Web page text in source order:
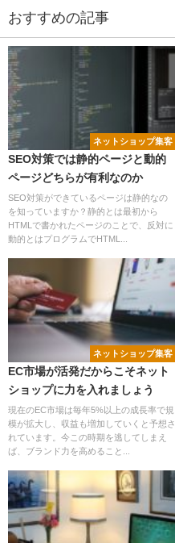
おすすめの記事
ネットショップ集客
SEO対策では静的ページと動的
ページどちらが有利なのか
SEO対策ができているページは静的なの
を知っていますか？静的とは最初から
HTMLで書かれたページのことで、反対に
動的とはプログラムでHTML...
ネットショップ集客
EC市場が活発だからこそネット
ショップに力を入れましょう
現在のEC市場は毎年5%以上の成長率で規
模が拡大し、収益も増加していくと予想さ
れています。今この時期を逃してしまえ
ば、ブランド力を高めること...